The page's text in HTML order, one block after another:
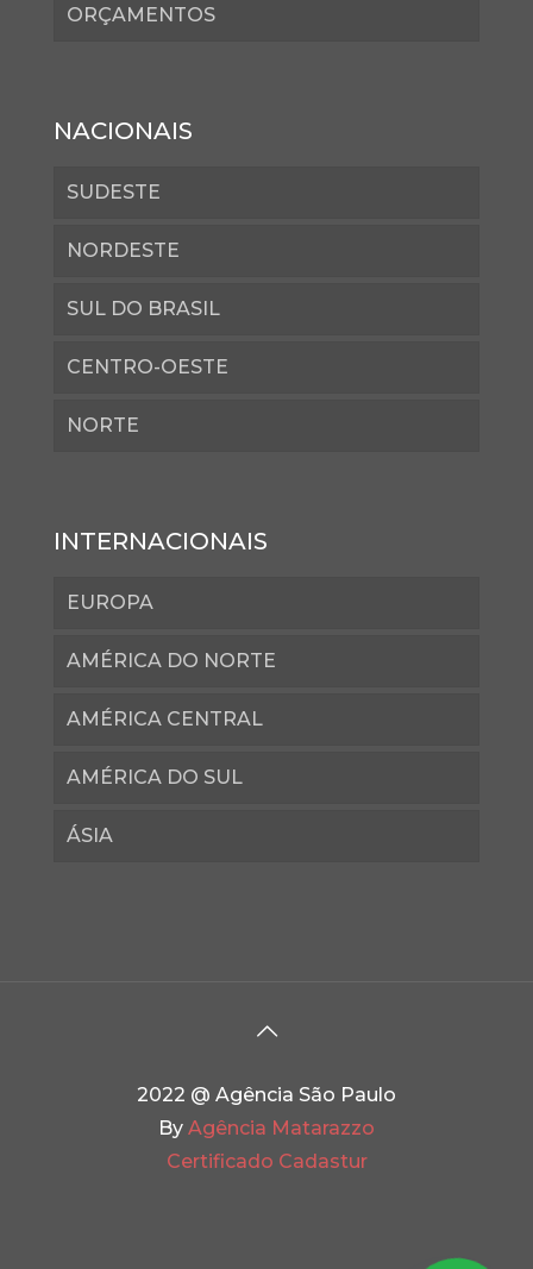
ORÇAMENTOS
NACIONAIS
SUDESTE
NORDESTE
SUL DO BRASIL
CENTRO-OESTE
NORTE
INTERNACIONAIS
EUROPA
AMÉRICA DO NORTE
AMÉRICA CENTRAL
AMÉRICA DO SUL
ÁSIA
2022 @ Agência São Paulo
By Agência Matarazzo
Certificado Cadastur